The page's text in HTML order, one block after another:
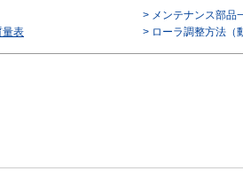
量表
> メンテナンス部品
> ローラ調整方法（